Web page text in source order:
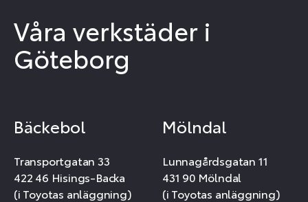
Våra verkstäder i
Göteborg
Bäckebol
Transportgatan 33
422 46 Hisings-Backa
(i Toyotas anläggning)
Mölndal
Lunnagårdsgatan 11
431 90 Mölndal
(i Toyotas anläggning)